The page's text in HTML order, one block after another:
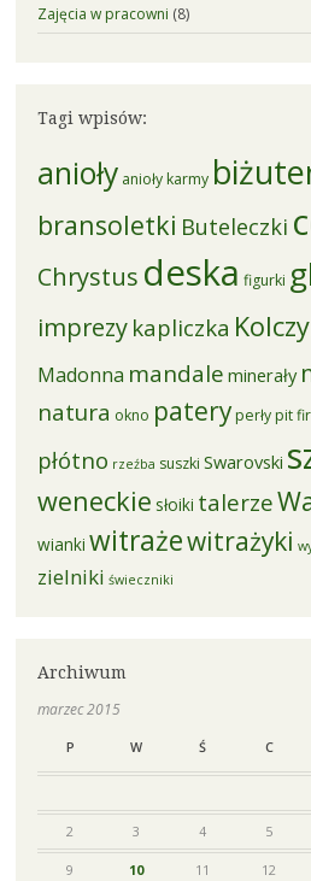
Zajęcia w pracowni (8)
Tagi wpisów:
anioły anioły karmy
bransoletki Buteleczki
Chrystus deska figurki
imprezy kapliczka
Madonna mandale minerały
natura okno pateryperłypit
płótno rzeźba suszki Swarovski
weneckie słoiki talerze
wianki witrażewitrażyki
zielniki świeczniki
Archiwum
marzec 2015
P W Ś C
2 3 4 5
9 10 11 12